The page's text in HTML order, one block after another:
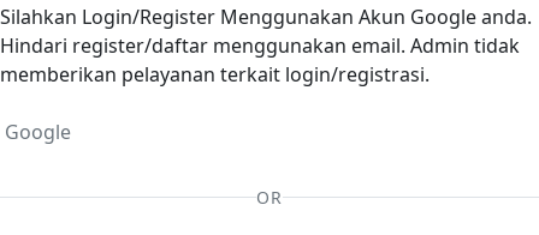
Silahkan Login/Register Menggunakan Akun Google anda.
Hindari register/daftar menggunakan email. Admin tidak
memberikan pelayanan terkait login/registrasi.
Google
OR